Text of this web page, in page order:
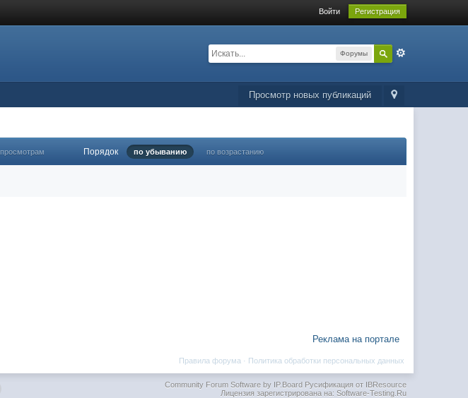
Войти Регистрация
Форумы
Просмотр новых публикаций
просмотрам Порядок по убыванию по возрастанию
Реклама на портале
Политика обработки персональных данных
Правила форума ·
Community Forum Software by IP.BoardРусификация от IBResource
Лицензия зарегистрирована на: Software-Testing.Ru